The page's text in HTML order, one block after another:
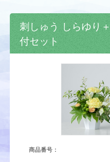
刺しゅう しらゆり
付セット
商品番号：